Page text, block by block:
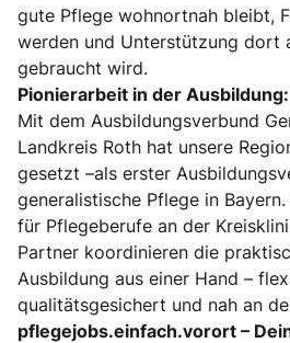
gute Pflege wohnortnah bleibt,
werden und Unterstützung dort
gebraucht wird.
Pionierarbeit in der Ausbildung:
Mit dem Ausbildungsverbund
Landkreis Roth hat unsere
gesetzt –als erster
generalistische Pflege in
für Pflegeberufe an der
Partner koordinieren die
Ausbildung aus einer Hand –
qualitätsgesichert und nah an
pflegejobs.einfach.vorort –